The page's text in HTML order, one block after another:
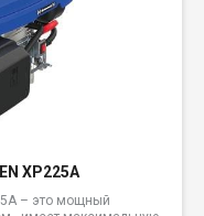
XP225A
– это мощный